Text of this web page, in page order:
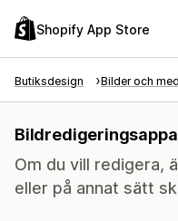
Shopify App Store
Butiksdesign Bilder och
Om du vill redigera,
eller på annat sätt